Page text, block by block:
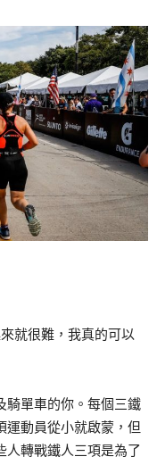
就很難，我真的可以
騎單車的你。每個三鐵
運動員從小就啟蒙，但
人轉戰鐵人三項是為了